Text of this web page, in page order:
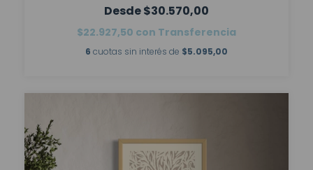
$30.570,00
$22.927,50 con Transferencia
6 cuotas sin interés de $5.095,00